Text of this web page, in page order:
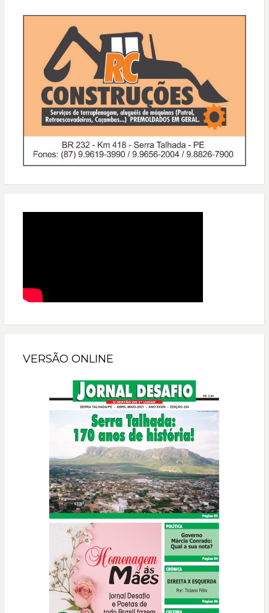
VERSÃO ONLINE